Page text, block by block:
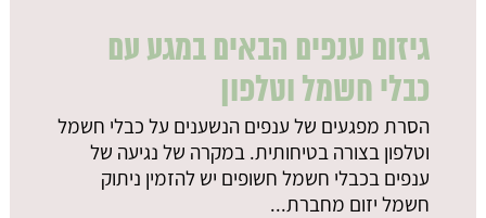
גיזום ענפים הבאים במגע עם
כבלי חשמל וטלפון
הסרת מפגעים של ענפים הנשענים על כבלי חשמל
וטלפון בצורה בטיחותית. במקרה של נגיעה של
ענפים בכבלי חשמל חשופים יש להזמין ניתוק
חשמל יזום מחברת...